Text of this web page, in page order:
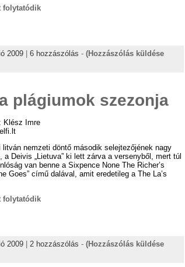
folytatódik
2009 | 6 hozzászólás - (Hozzászólás küldése
plágiumok szezonja
Klész Imre
litván nemzeti döntő második selejtezőjének nagy
a Deivis „Lietuva” ki lett zárva a versenyből, mert túl
van benne a Sixpence None The Richer’s
Goes” című dalával, amit eredetileg a The La’s
folytatódik
2009 2 hozzászólás - (Hozzászólás küldése